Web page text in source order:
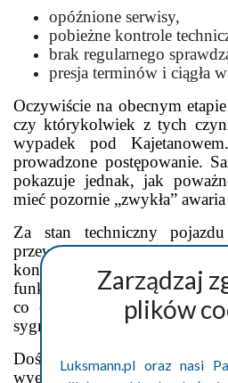
Zarządzaj
plików
Luksmann.pl oraz nasi
opóźnione serwisy,
pobieżne kontrole
brak regularnego
presja terminów i ciągła
Oczywiście na obecnym
czy którykolwiek z tych
wypadek pod
prowadzone postępowanie.
pokazuje jednak, jak
mieć pozornie „zwykła”
Za stan techniczny
przewoźnik, jak i kierowca
kontrolę przed trasą. W
funkcjonuje jednak pod dużą
co często prowadzi do
sygnałów problemów.
Doświadczeni kierowcy
wyeliminowanie ryzyka